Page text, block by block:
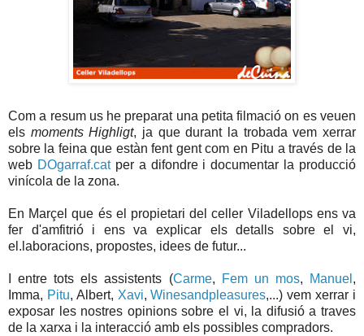
Com a resum us he preparat una petita filmació on es veuen
els moments Highligt, ja que durant la trobada vem xerrar
sobre la feina que estàn fent gent com en Pitu a través de la
web DOgarraf.catper a difondre i documentar la producció
vinícola de la zona.
En Marçel que és el propietari del celler Viladellops ens va
fer d'amfitrió i ens va explicar els detalls sobre el vi,
el.laboracions, propostes, idees de futur...
I entre tots els assistents (Carme, Fem un mos, Manuel ,
Imma, Pitu, Albert, Xavi,Winesandpleasures,...) vem xerrar i
exposar les nostres opinions sobre el vi, la difusió a traves
de la xarxa i la interacció amb els possibles compradors.